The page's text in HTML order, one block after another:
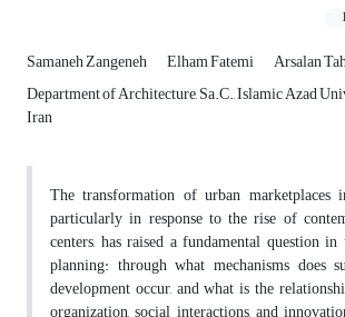
Samaneh Zangeneh Elham Fatemi
Arsalan
Department of Architecture, Sa.C., Islamic Azad
Iran
The transformation of urban marketplaces
particularly in response to the rise of
centers, has raised a fundamental question
planning: through what mechanisms does
development occur, and what is the